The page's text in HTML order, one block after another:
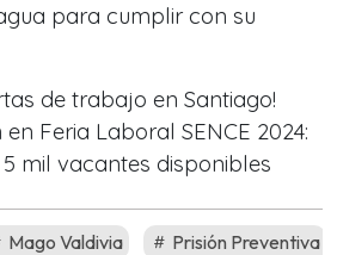
para cumplir con su
de trabajo en Santiago!
Feria Laboral SENCE 2024:
mil vacantes disponibles
Mago Valdivia Prisión Preventiva